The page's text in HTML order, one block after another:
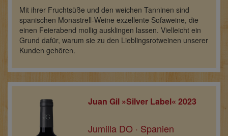
Mit ihrer Fruchtsüße und den weichen Tanninen sind
spanischen Monastrell-Weine exzellente Sofaweine, die
einen Feierabend mollig ausklingen lassen. Vielleicht ein
Grund dafür, warum sie zu den Lieblingsrotweinen unserer
Kunden gehören.
Juan Gil »Silver Label« 2023
Jumilla DO · Spanien